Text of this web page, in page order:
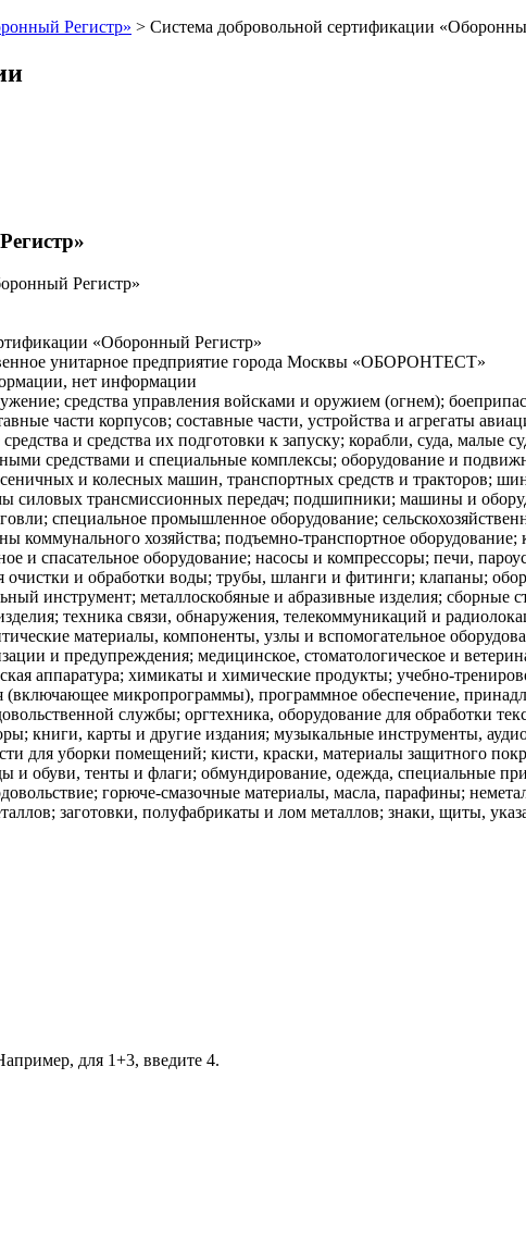
Регистр» > Система добровольной сертификации
Регистр»
«Оборонный Регистр»
унитарное предприятие города Москвы «ОБОРОНТЕСТ»
нет информации
средства управления войсками и оружием (огнем);
части корпусов; составные части, устройства и агрегаты
и средства их подготовки к запуску; корабли, суда, малые
средствами и специальные комплексы; оборудование и
и колесных машин, транспортных средств и тракторов;
силовых трансмиссионных передач; подшипники; машины и
специальное промышленное оборудование;
коммунального хозяйства; подъемно-транспортное
и спасательное оборудование; насосы и компрессоры; печи,
и обработки воды; трубы, шланги и фитинги; клапаны;
инструмент; металлоскобяные и абразивные изделия; сборные
техника связи, обнаружения, телекоммуникаций и
материалы, компоненты, узлы и вспомогательное
и предупреждения; медицинское, стоматологическое и
аппаратура; химикаты и химические продукты; учебно-
(включающее микропрограммы), программное обеспечение,
службы; оргтехника, оборудование для обработки
книги, карты и другие издания; музыкальные инструменты,
для уборки помещений; кисти, краски, материалы защитного
и обуви, тенты и флаги; обмундирование, одежда, специальные
горюче-смазочные материалы, масла, парафины;
заготовки, полуфабрикаты и лом металлов; знаки, щиты,
для 1+3, введите 4.